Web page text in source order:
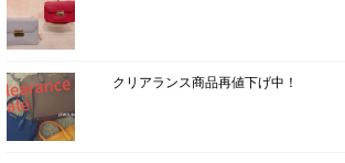
クリアランス商品再値下げ中！